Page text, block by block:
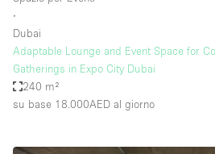
Bagni
Bagno
Bar
∙
Dubai
Adaptable Lounge and Event Space for
Gatherings in Expo City Dubai
240 m²
su base 18.000AED al giorno